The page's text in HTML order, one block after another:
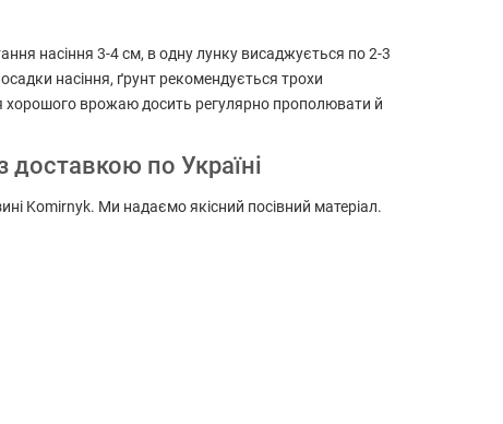
насіння 3-4 см, в одну лунку висаджується по 2-3
насіння, ґрунт рекомендується трохи
хорошого врожаю досить регулярно прополювати й
доставкою по Україні
Komirnyk. Ми надаємо якісний посівний матеріал.